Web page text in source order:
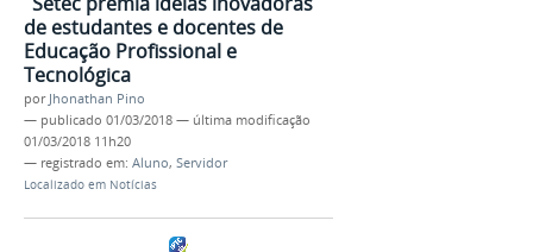
de estudantes e docentes de
Educação Profissional e
Tecnológica
por Jhonathan Pino
— publicado 01/03/2018 — última modificação
01/03/2018 11h20
— registrado em: Aluno, Servidor
Localizado em Notícias